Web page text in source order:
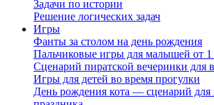
Задачи по истории
Решение логических задач
Игры
Фанты за столом на день рождения
Пальчиковые игры для малышей от 1
Сценарий пиратской вечеринки для
Игры для детей во время прогулки
День рождения кота — сценарий для